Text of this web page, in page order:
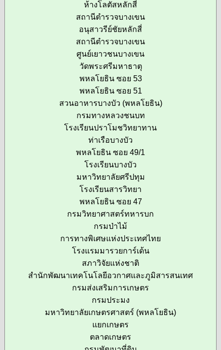
ห้างโลตัสหลักสี่
สถานีตำรวจบางเขน
อนุสาวรีย์ชัยหลักสี่
สถานีตำรวจบางเขน
ศูนย์เยาวชนบางเขน
วัดพระศรีมหาธาตุ
พหลโยธิน ซอย 53
พหลโยธิน ซอย 51
สวนอาหารบางบัว (พหลโยธิน)
กรมทางหลวงชนบท
โรงเรียนปราโมชวิทยาทาน
ท่าเรือบางบัว
พหลโยธิน ซอย 49/1
โรงเรียนบางบัว
มหาวิทยาลัยศรีปทุม
โรงเรียนสารวิทยา
พหลโยธิน ซอย 47
กรมวิทยาศาสตร์ทหารบก
กรมป่าไม้
การทางพิเศษแห่งประเทศไทย
โรงแรมมารวยการ์เด้น
สภาวิจัยแห่งชาติ
สำนักพัฒนาเทคโนโลยีอวกาศและภูมิสารสนเทศ
กรมส่งเสริมการเกษตร
กรมประมง
มหาวิทยาลัยเกษตรศาสตร์ (พหลโยธิน)
แยกเกษตร
ตลาดเกษตร